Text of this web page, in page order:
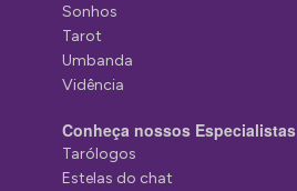
Sonhos
Tarot
Umbanda
Vidência
Conheça nossos Especialistas
Tarólogos
Estelas do chat